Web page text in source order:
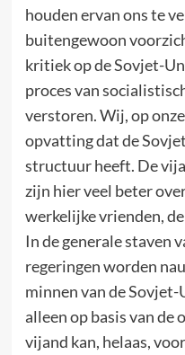
houden ervan ons te
buitengewoon
kritiek op de Sovjet-
proces van
verstoren. Wij, op
opvatting dat de
structuur heeft. De
zijn hier veel beter
werkelijke vrienden,
In de generale staven
regeringen worden
minnen van de
alleen op basis van de
vijand kan, helaas,